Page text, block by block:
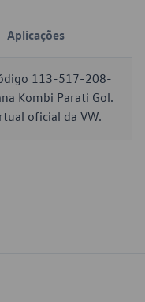
Aplicações
113-517-208-
Kombi Parati Gol.
oficial da VW.